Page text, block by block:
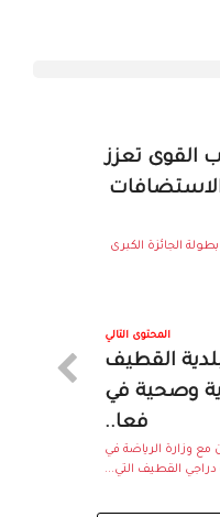
القوى تعزز
الجائزة الكبرى
المحتوى التالي
القطيف
وصحية في
فعا..
مع وزارة الرياضة في
دراجي القطيف التي...